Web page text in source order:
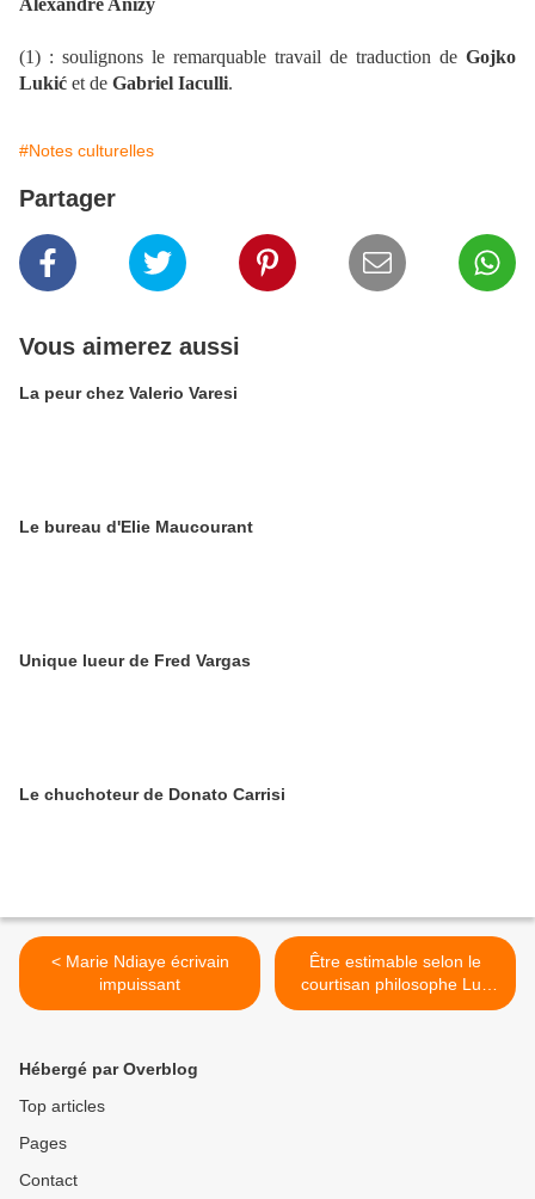
Alexandre Anizy
(1) : soulignons le remarquable travail de traduction de Gojko
Lukić et de Gabriel Iaculli.
#Notes culturelles
Partager
Vous aimerez aussi
La peur chez Valerio Varesi
Le bureau d'Elie Maucourant
Unique lueur de Fred Vargas
Le chuchoteur de Donato Carrisi
< Marie Ndiaye écrivain
impuissant
Être estimable selon le
courtisan philosophe Luc
Ferry >
Hébergé par Overblog
Top articles
Pages
Contact